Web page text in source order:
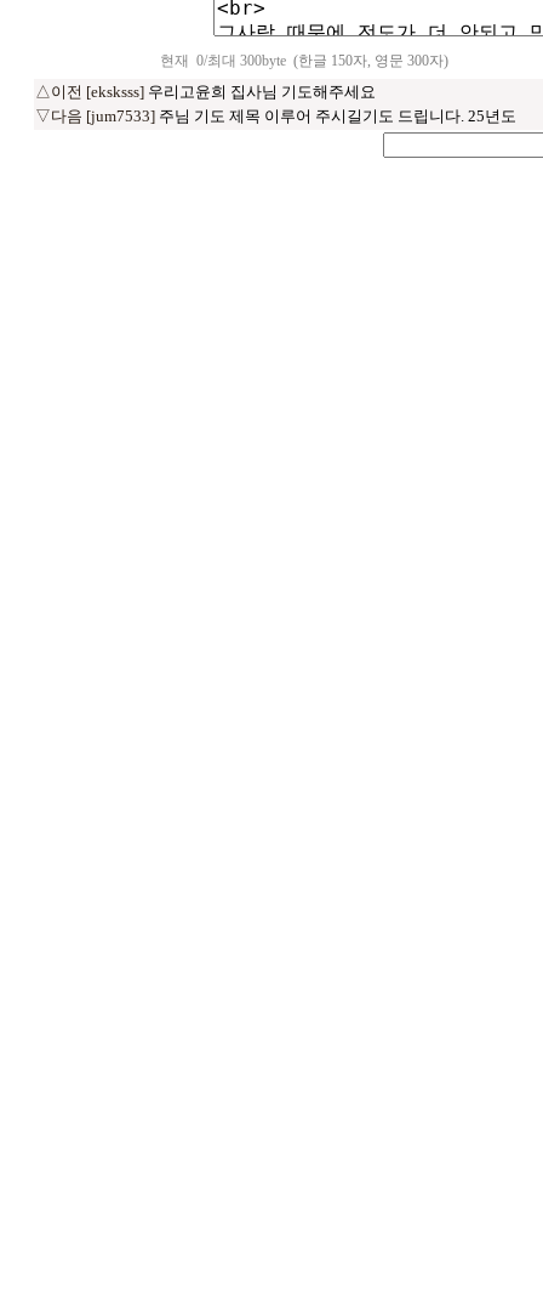
현재 0/최대 300byte (한글 150자, 영문 300자)
△이전 [eksksss] 우리고윤희 집사님 기도해주세요
▽다음 [jum7533] 주님 기도 제목 이루어 주시길기도 드립니다. 25년도